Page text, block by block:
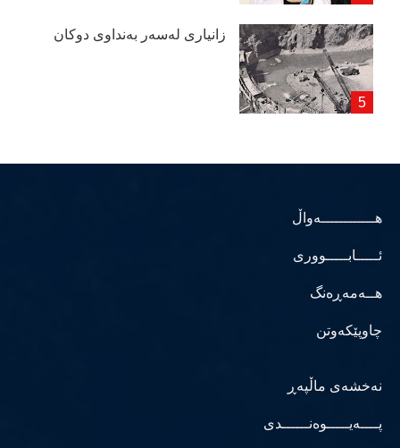
زانیاری لەسەر بەنداوی دوكان
هــــــــــــەواڵ
ئـــــابـــــووری
هــەمەڕەنگ
چاوپێکەوتن
نەخشەی ماڵپەڕ
پــــەیـــــوەنــــــدی